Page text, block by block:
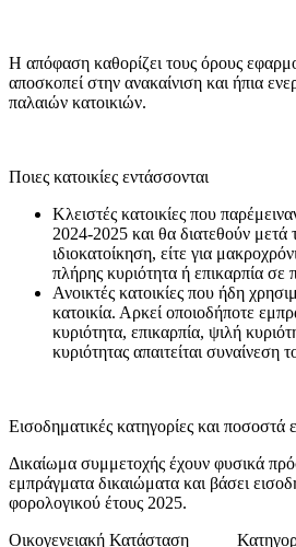
Η απόφαση καθορίζει τους όρους
αποσκοπεί στην ανακαίνιση και ήπια
παλαιών κατοικιών.
Ποιες κατοικίες εντάσσονται
Κλειστές κατοικίες που
2024-2025 και θα διατεθούν μετά
ιδιοκατοίκηση, είτε για
πλήρης κυριότητα ή επικαρπία σε
Ανοικτές κατοικίες που ήδη
κατοικία. Αρκεί οποιοδήποτε
κυριότητα, επικαρπία, ψιλή
κυριότητας απαιτείται συναίνεση
Εισοδηματικές κατηγορίες και ποσοστά
Δικαίωμα συμμετοχής έχουν φυσικά
εμπράγματα δικαιώματα και βάσει
φορολογικού έτους 2025.
Οικογενειακή Κατάσταση